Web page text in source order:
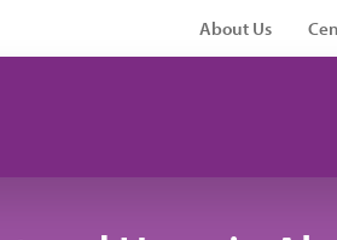
About Us